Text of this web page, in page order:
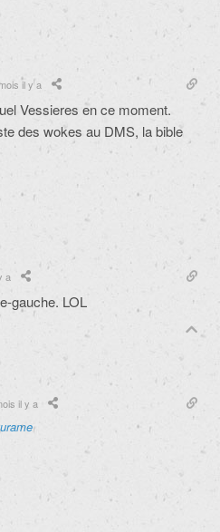
il y a
Vessieres en ce moment.
des wokes au DMS, la bible
a
gauche. LOL
il y a